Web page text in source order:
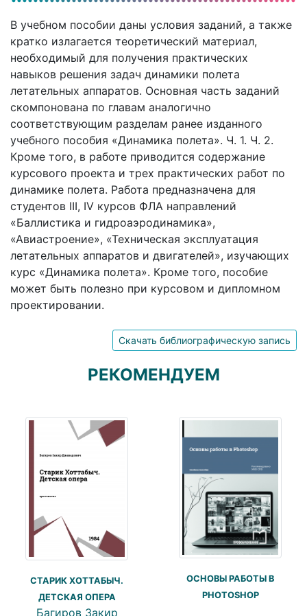
В учебном пособии даны условия заданий, а также
кратко излагается теоретический материал,
необходимый для получения практических
навыков решения задач динамики полета
летательных аппаратов. Основная часть заданий
скомпонована по главам аналогично
соответствующим разделам ранее изданного
учебного пособия «Динамика полета». Ч. 1. Ч. 2.
Кроме того, в работе приводится содержание
курсового проекта и трех практических работ по
динамике полета. Работа предназначена для
студентов III, IV курсов ФЛА направлений
«Баллистика и гидроаэродинамика»,
«Авиастроение», «Техническая эксплуатация
летательных аппаратов и двигателей», изучающих
курс «Динамика полета». Кроме того, пособие
может быть полезно при курсовом и дипломном
проектировании.
Скачать библиографическую запись
РЕКОМЕНДУЕМ
СТАРИК ХОТТАБЫЧ.
ДЕТСКАЯ ОПЕРА
Багиров Закир
ОСНОВЫ РАБОТЫ В
PHOTOSHOP